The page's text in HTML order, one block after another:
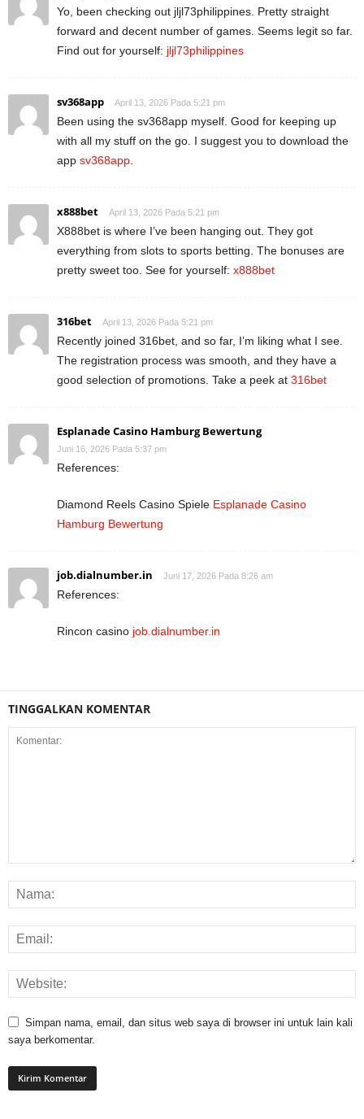
Yo, been checking out jljl73philippines. Pretty straight
forward and decent number of games. Seems legit so far.
Find out for yourself: jljl73philippines
sv368app April 13, 2026 Pada 5:21 pm
Been using the sv368app myself. Good for keeping up
with all my stuff on the go. I suggest you to download the
app sv368app
x888bet April 13, 2026 Pada 5:21 pm
X888bet is where I’ve been hanging out. They got
everything from slots to sports betting. The bonuses are
pretty sweet too. See for yourself: x888bet
316bet April 13, 2026 Pada 5:21 pm
Recently joined 316bet, and so far, I’m liking what I see.
The registration process was smooth, and they have a
good selection of promotions. Take a peek at 316bet
Esplanade Casino Hamburg Bewertung
Juni 16, 2026 Pada 5:37 pm
References:
Diamond Reels Casino Spiele Esplanade Casino
Hamburg Bewertung
job.dialnumber.in Juni 17, 2026 Pada 8:26 am
References:
Rincon casino job.dialnumber.in
TINGGALKAN KOMENTAR
Simpan nama, email, dan situs web saya di browser ini untuk lain kali
saya berkomentar.